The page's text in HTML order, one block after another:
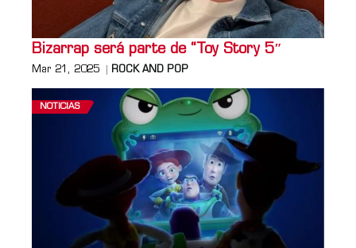
Bizarrap será parte de “Toy Story 5″
Mar 21, 2025 ROCK AND POP
NOTICIAS